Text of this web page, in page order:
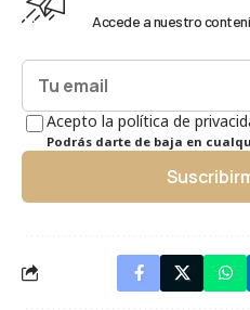
Accede a nuestro
Acepto la política de
Podrás darte de baja en